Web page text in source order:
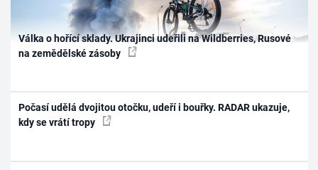
Válka o hořící sklady. Ukrajinci udeřili na Wildberries, Rusové
na zemědělské zásoby
Počasí udělá dvojitou otočku, udeří i bouřky. RADAR ukazuje,
kdy se vrátí tropy